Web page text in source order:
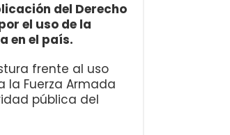
del Derecho
el uso de la
en el país.
frente al uso
la Fuerza Armada
pública del